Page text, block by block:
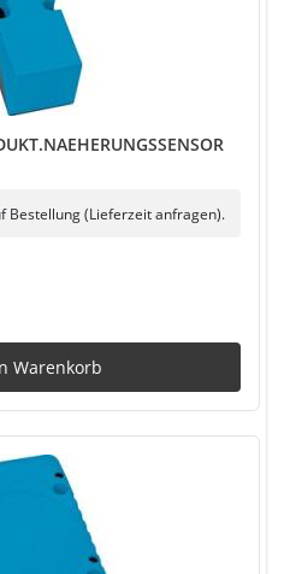
Bestellung (Lieferzeit anfragen).
Warenkorb